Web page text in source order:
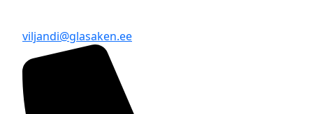
viljandi@glasaken.ee